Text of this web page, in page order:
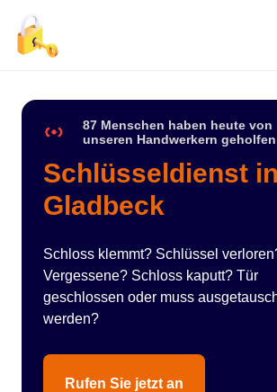
87 Menschen haben heute von
unseren Handwerkern geholfen
Schlüsseldienst in
Gladbeck
Schloss klemmt? Schlüssel
Vergessene? Schloss kaputt? Tür
geschlossen oder muss
werden?
Rufen Sie jetzt an